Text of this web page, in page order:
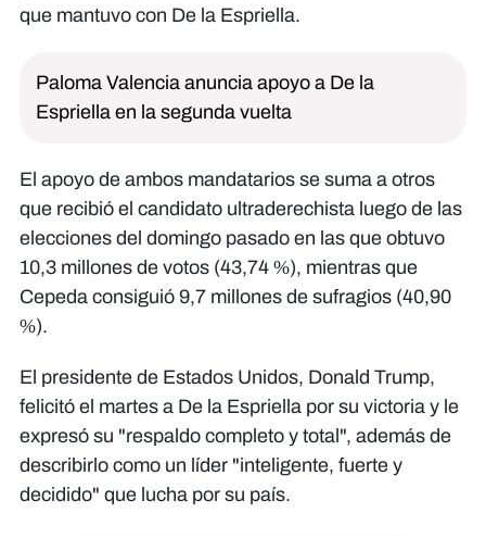
que mantuvo con De la Espriella.
Paloma Valencia anuncia apoyo a De la
Espriella en la segunda vuelta
El apoyo de ambos mandatarios se suma a otros
que recibió el candidato ultraderechista luego de las
elecciones del domingo pasado en las que obtuvo
10,3 millones de votos (43,74 %), mientras que
Cepeda consiguió 9,7 millones de sufragios (40,90
%).
El presidente de Estados Unidos, Donald Trump,
felicitó el martes a De la Espriella por su victoria y le
expresó su "respaldo completo y total", además de
describirlo como un líder "inteligente, fuerte y
decidido" que lucha por su país.